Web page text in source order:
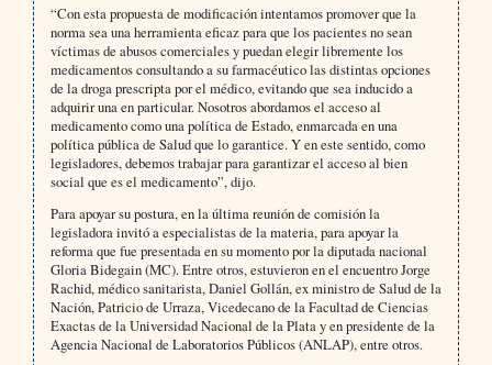
“Con esta propuesta de modificación intentamos promover que la
norma sea una herramienta eficaz para que los pacientes no sean
víctimas de abusos comerciales y puedan elegir libremente los
medicamentos consultando a su farmacéutico las distintas opciones
de la droga prescripta por el médico, evitando que sea inducido a
adquirir una en particular. Nosotros abordamos el acceso al
medicamento como una política de Estado, enmarcada en una
política pública de Salud que lo garantice. Y en este sentido, como
legisladores, debemos trabajar para garantizar el acceso al bien
social que es el medicamento”, dijo.
Para apoyar su postura, en la última reunión de comisión la
legisladora invitó a especialistas de la materia, para apoyar la
reforma que fue presentada en su momento por la diputada nacional
Gloria Bidegain (MC). Entre otros, estuvieron en el encuentro Jorge
Rachid, médico sanitarista, Daniel Gollán, ex ministro de Salud de la
Nación, Patricio de Urraza, Vicedecano de la Facultad de Ciencias
Exactas de la Universidad Nacional de la Plata y en presidente de la
Agencia Nacional de Laboratorios Públicos (ANLAP), entre otros.